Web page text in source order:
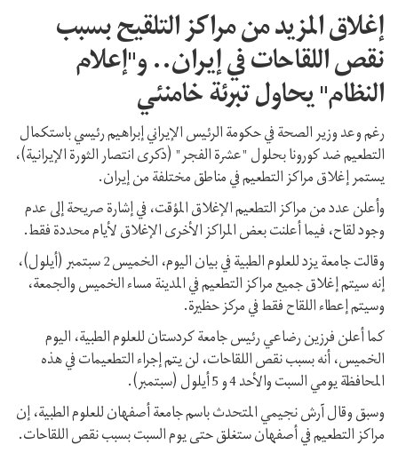
إغلاق المزيد من مراكز التلقيح بسبب
نقص اللقاحات في إيران.. و"إعلام
النظام" يحاول تبرئة خامنئي
رغم وعد وزير الصحة في حكومة الرئيس الإيراني إبراهيم رئيسي باستكمال
التطعيم ضد كورونا بحلول "عشرة الفجر" (ذكرى انتصار الثورة الإيرانية)،
يستمر إغلاق مراكز التطعيم في مناطق مختلفة من إيران.
وأعلن عدد من مراكز التطعيم الإغلاق المؤقت، في إشارة صريحة إلى عدم
وجود لقاح، فيما أعلنت بعض المراكز الأخرى الإغلاق لأيام محددة فقط.
وقالت جامعة يزد للعلوم الطبية في بيان اليوم، الخميس 2 سبتمبر (أيلول)،
إنه سيتم إغلاق جميع مراكز التطعيم في المدينة مساء الخميس والجمعة،
وسيتم إعطاء اللقاح فقط في مركز حظيرة.
كما أعلن فرزين رضاعي رئيس جامعة كردستان للعلوم الطبية، اليوم
الخميس، أنه بسبب نقص اللقاحات، لن يتم إجراء التطعيمات في هذه
المحافظة يومي السبت والأحد 4 و 5 أيلول (سبتمبر).
وسبق وقال آرش نجيمي المتحدث باسم جامعة أصفهان للعلوم الطبية، إن
مراكز التطعيم في أصفهان ستغلق حتى يوم السبت بسبب نقص اللقاحات.